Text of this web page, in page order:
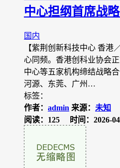
中心担纲首席战
国内
【紫荆创新科技中心 香港
心同频。香港创科业协会
中心等五家机构缔结战略
河源、东莞、广州…
标签：
作者： admin 来源： 未知
阅读：125
时间：2026-